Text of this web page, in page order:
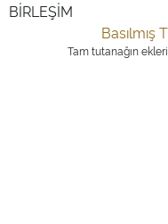
BİRLEŞİM
Basılmış
Tam tutanağın